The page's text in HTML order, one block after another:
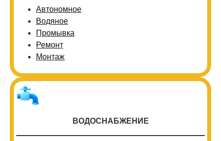
Автономное
Водяное
Промывка
Ремонт
Монтаж
ВОДОСНАБЖЕНИЕ